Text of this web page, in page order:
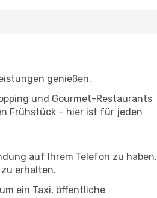
genießen.
und Gourmet-Restaurants
Frühstück – hier ist für jeden
auf Ihrem Telefon zu haben.
erhalten.
ein Taxi, öffentliche